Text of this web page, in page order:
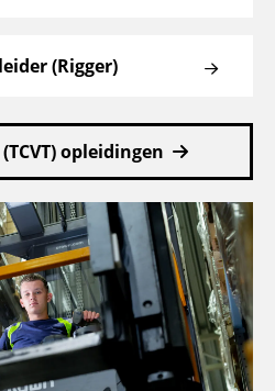
(Rigger)
opleidingen